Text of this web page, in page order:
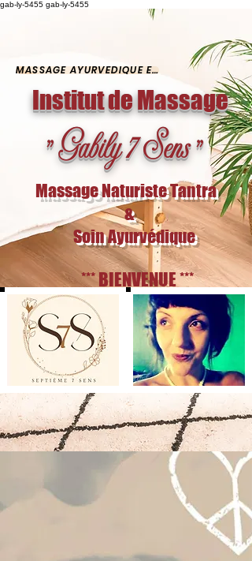
gab-ly-5455 gab-ly-5455
MASSAGE AYURVÉDIQUE ET SOIN ÉNERGÉTIQUE
Institut de Massage
" Gabily 7 Sens "
Massage Naturiste Tantra
&
Soin Ayurvédique
*** BIENVENUE ***